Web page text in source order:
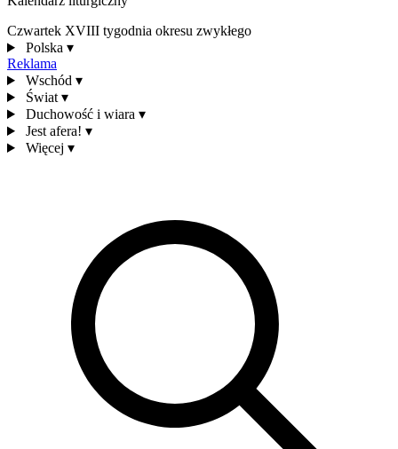
Czwartek XVIII tygodnia okresu zwykłego
Polska ▾
Reklama
Wschód ▾
Świat ▾
Duchowość i wiara ▾
Jest afera! ▾
Więcej ▾